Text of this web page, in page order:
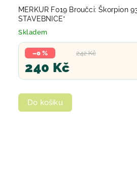
MERKUR F019 Broučci: Škorpion
STAVEBNICE*
Skladem
242 Kč
–0 %
240 Kč
Do košíku